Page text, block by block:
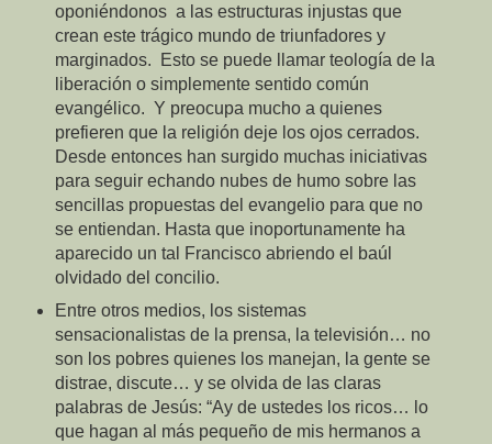
oponiéndonos a las estructuras injustas que
crean este trágico mundo de triunfadores y
marginados. Esto se puede llamar teología de la
liberación o simplemente sentido común
evangélico. Y preocupa mucho a quienes
prefieren que la religión deje los ojos cerrados.
Desde entonces han surgido muchas iniciativas
para seguir echando nubes de humo sobre las
sencillas propuestas del evangelio para que no
se entiendan. Hasta que inoportunamente ha
aparecido un tal Francisco abriendo el baúl
olvidado del concilio.
Entre otros medios, los sistemas
sensacionalistas de la prensa, la televisión… no
son los pobres quienes los manejan, la gente se
distrae, discute… y se olvida de las claras
palabras de Jesús: “Ay de ustedes los ricos… lo
que hagan al más pequeño de mis hermanos a